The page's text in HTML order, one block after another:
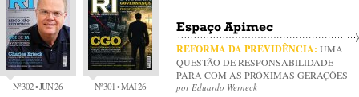
Nº 302 • JUN 26 Nº 301 • MAI 26
Espaço Apimec
REFORMA DA PREVIDÊNCIA: UMA
QUESTÃO DE RESPONSABILIDADE
PARA COM AS PRÓXIMAS GERAÇÕES
por Eduardo Werneck